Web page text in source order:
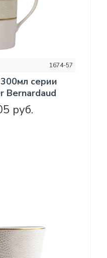
1674-57
серии
Bernardaud
руб.